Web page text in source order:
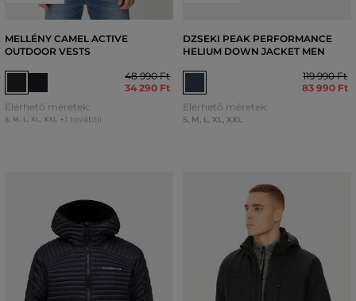
MELLÉNY CAMEL ACTIVE
OUTDOOR VESTS
48 990 Ft
34 290 Ft
Elérhető méretek:
S, M, L, XL, XXL +1 további
DZSEKI PEAK PERFORMANCE
HELIUM DOWN JACKET MEN
119 990 Ft
83 990 Ft
Elérhető méretek:
S, M, L, XL, XXL